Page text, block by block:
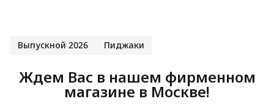
Выпускной 2026 Пиджаки
Ждем Вас в нашем фирменном
магазине в Москве!